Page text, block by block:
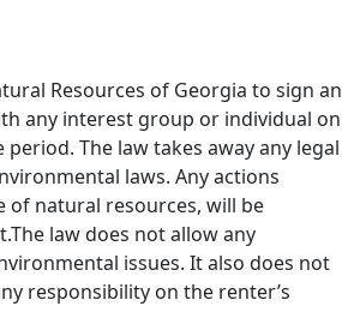
Resources of Georgia to sign an
any interest group or individual on
The law takes away any legal
laws. Any actions
natural resources, will be
law does not allow any
issues. It also does not
responsibility on the renter’s